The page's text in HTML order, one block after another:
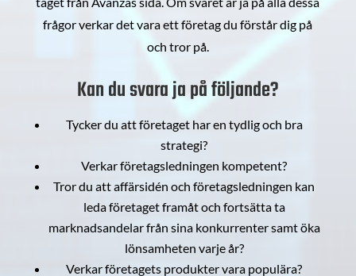
frågor verkar det vara ett företag du förstår dig på
och tror på.
Kan du svara ja på följande?
Tycker du att företaget har en tydlig och bra
strategi?
Verkar företagsledningen kompetent?
Tror du att affärsidén och företagsledningen kan
leda företaget framåt och fortsätta ta
marknadsandelar från sina konkurrenter samt öka
lönsamheten varje år?
Verkar företagets produkter vara populära?